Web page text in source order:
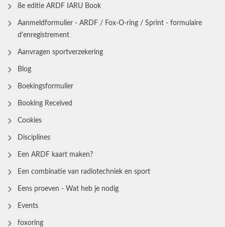
8e editie ARDF IARU Book
Aanmeldformulier - ARDF / Fox-O-ring / Sprint - formulaire
d'enregistrement
Aanvragen sportverzekering
Blog
Boekingsformulier
Booking Received
Cookies
Disciplines
Een ARDF kaart maken?
Een combinatie van radiotechniek en sport
Eens proeven - Wat heb je nodig
Events
foxoring